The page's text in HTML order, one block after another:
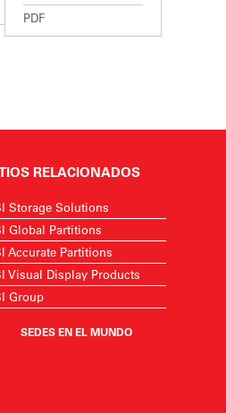
PDF
RELACIONADOS
Storage Solutions
Global Partitions
Accurate Partitions
Visual Display Products
Group
SEDES EN EL MUNDO